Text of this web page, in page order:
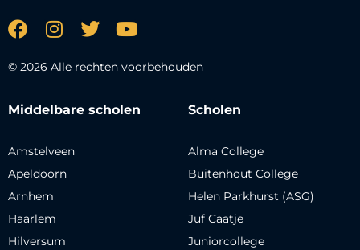
© 2026 Alle rechten voorbehouden
Middelbare scholen
Amstelveen
Apeldoorn
Arnhem
Haarlem
Hilversum
Scholen
Alma College
Buitenhout College
Helen Parkhurst (ASG)
Juf Caatje
Juniorcollege